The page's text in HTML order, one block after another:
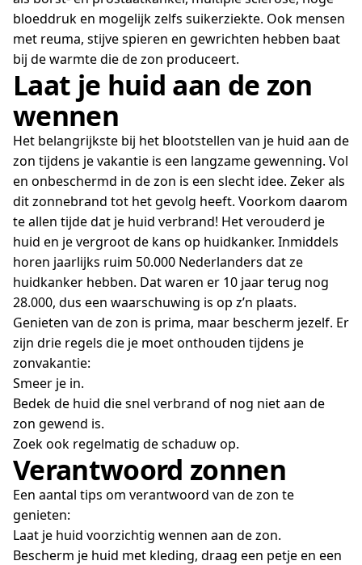
bloeddruk en mogelijk zelfs suikerziekte. Ook mensen
met reuma, stijve spieren en gewrichten hebben baat
bij de warmte die de zon produceert.
Laat je huid aan de zon
wennen
Het belangrijkste bij het blootstellen van je huid aan de
zon tijdens je vakantie is een langzame gewenning. Vol
en onbeschermd in de zon is een slecht idee. Zeker als
dit zonnebrand tot het gevolg heeft. Voorkom daarom
te allen tijde dat je huid verbrand! Het verouderd je
huid en je vergroot de kans op huidkanker. Inmiddels
horen jaarlijks ruim 50.000 Nederlanders dat ze
huidkanker hebben. Dat waren er 10 jaar terug nog
28.000, dus een waarschuwing is op z’n plaats.
Genieten van de zon is prima, maar bescherm jezelf. Er
zijn drie regels die je moet onthouden tijdens je
zonvakantie:
Smeer je in.
Bedek de huid die snel verbrand of nog niet aan de
zon gewend is.
Zoek ook regelmatig de schaduw op.
Verantwoord zonnen
Een aantal tips om verantwoord van de zon te
genieten:
Laat je huid voorzichtig wennen aan de zon.
Bescherm je huid met kleding, draag een petje en een